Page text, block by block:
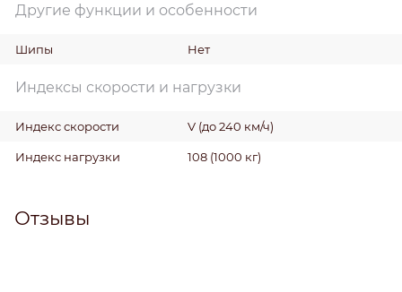
Другие функции и особенности
Шипы Нет
Индексы скорости и нагрузки
Индекс скорости V (до 240 км/ч)
Индекс нагрузки 108 (1000 кг)
Отзывы